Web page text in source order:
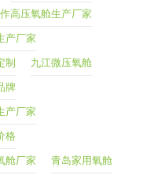
高压氧舱生产厂家
产厂家
制 九江微压氧舱
牌
产厂家
格
舱厂家 青岛家用氧舱